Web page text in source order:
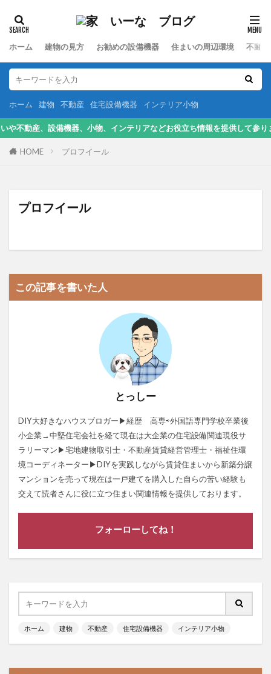
ホーム 建物の見方 お勧めの設備機器 住まいの周辺環境 不動
ホーム 建物 不動産 住宅設備機器 インテリア小物
、設備機器、小物、インテリアなどお役立ち情報を提供して参ります。
HOME プロフイール
プロフイール
この記事を書いた人
とっしー
DIY大好きなハウスブロガー▶経歴 高専⇨外国語専門学校卒業後
小企業→中堅住宅会社を経て現在は大企業の住宅設備関連現役サ
ラリーマン▶宅地建物取引士・不動産賃貸経営管理士・福祉住環
境コーディネーター▶DIYを実践しながら賃貸住まいから新築分譲
マンションを売って現在は一戸建てを購入した自らの苦い経験も
交えて読者さんに役に立つ住まい関連情報を提供しております。
フォーローしてね！
ホーム 建物 不動産 住宅設備機器 インテリア小物